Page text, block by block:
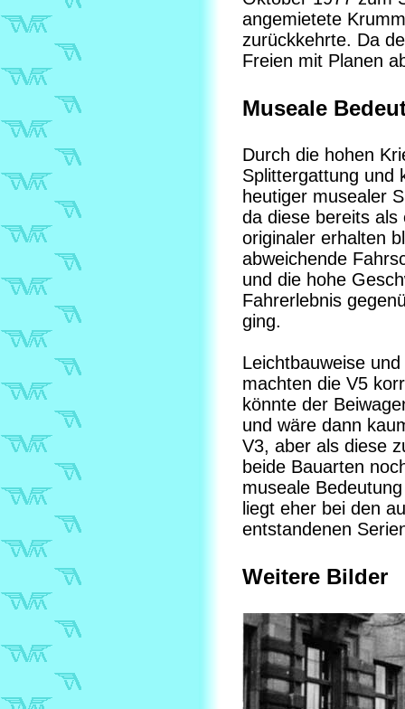
angemietete
zurückkehrte. Da
Freien mit Planen
Museale
Durch die hohen
Splittergattung und
heutiger musealer
da diese bereits als
originaler erhalten
abweichende
und die hohe
Fahrerlebnis
ging.
Leichtbauweise
machten die V5
könnte der
und wäre dann
V3, aber als diese
beide Bauarten
museale
liegt eher bei den
entstandenen
Weitere Bilder